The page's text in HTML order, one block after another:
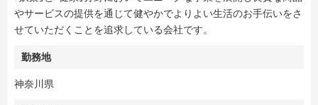
やサービスの提供を通じて健やかでよりよい生活のお手伝いをさ
せていただくことを追求している会社です。
勤務地
神奈川県